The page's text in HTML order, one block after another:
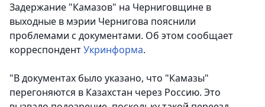
Задержание "Камазов" на Черниговщине в
выходные в мэрии Чернигова пояснили
проблемами с документами. Об этом сообщает
корреспондентУкринформа.
"В документах было указано, что "Камазы"
перегоняются в Казахстан через Россию. Это